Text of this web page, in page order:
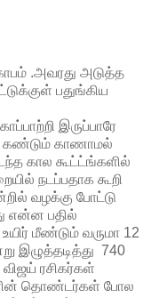
.அவரது அடுத்த
பதுங்கிய
இருப்பாரே
கண்டும் காணாமல்
கால கூட்ட்ங்களில்
நடப்பதாக கூறி
வழக்கு போட்டு
என்ன பதில்
மீண்டும் வருமா 12
இழுத்தடித்து 740
ரசிகர்கள்
தொண்டர்கள் போல